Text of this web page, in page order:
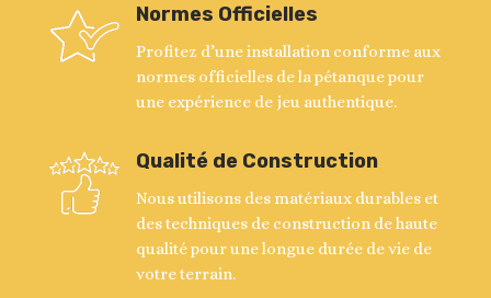
Normes Officielles
Profitez d’une installation conforme aux
normes officielles de la pétanque pour
une expérience de jeu authentique.
Qualité de Construction
Nous utilisons des matériaux durables et
des techniques de construction de haute
qualité pour une longue durée de vie de
votre terrain.